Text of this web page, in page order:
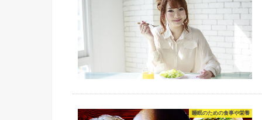
睡眠のための食事や栄養